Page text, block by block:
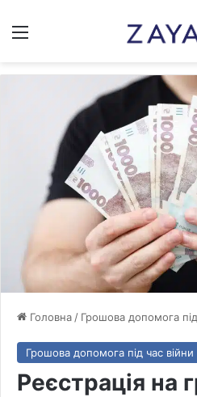
Меню
Головна / Грошова допомога
Грошова допомога під час війни
Реєстрація на